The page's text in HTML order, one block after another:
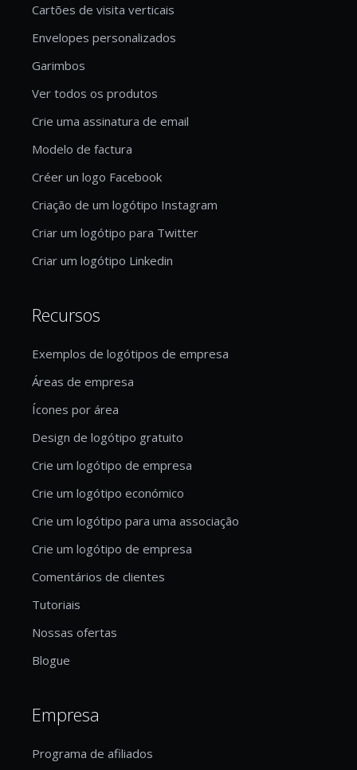
Cartões de visita verticais
Envelopes personalizados
Garimbos
Ver todos os produtos
Crie uma assinatura de email
Modelo de factura
Créer un logo Facebook
Criação de um logótipo Instagram
Criar um logótipo para Twitter
Criar um logótipo Linkedin
Recursos
Exemplos de logótipos de empresa
Áreas de empresa
Ícones por área
Design de logótipo gratuito
Crie um logótipo de empresa
Crie um logótipo económico
Crie um logótipo para uma associação
Crie um logótipo de empresa
Comentários de clientes
Tutoriais
Nossas ofertas
Blogue
Empresa
Programa de afiliados